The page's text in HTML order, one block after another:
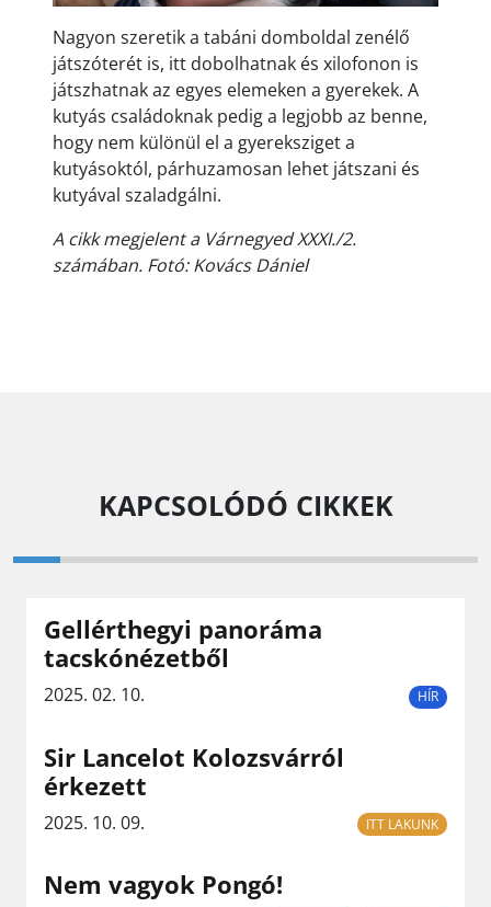
Nagyon szeretik a tabáni domboldal zenélő
játszóterét is, itt dobolhatnak és xilofonon is
játszhatnak az egyes elemeken a gyerekek. A
kutyás családoknak pedig a legjobb az benne,
hogy nem különül el a gyereksziget a
kutyásoktól, párhuzamosan lehet játszani és
kutyával szaladgálni.
A cikk megjelent a Várnegyed XXXI./2.
számában. Fotó: Kovács Dániel
KAPCSOLÓDÓ CIKKEK
Gellérthegyi panoráma
tacskónézetből
2025. 02. 10. HÍR
Sir Lancelot Kolozsvárról
érkezett
2025. 10. 09. ITT LAKUNK
Nem vagyok Pongó!